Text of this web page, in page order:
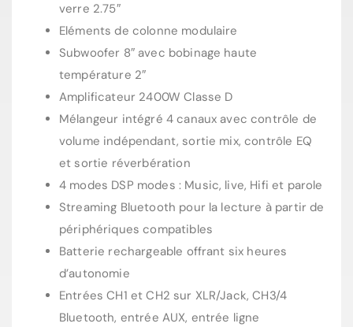
verre 2.75″
Eléments de colonne modulaire
Subwoofer 8″ avec bobinage haute
température 2″
Amplificateur 2400W Classe D
Mélangeur intégré 4 canaux avec contrôle de
volume indépendant, sortie mix, contrôle EQ
et sortie réverbération
4 modes DSP modes : Music, live, Hifi et parole
Streaming Bluetooth pour la lecture à partir de
périphériques compatibles
Batterie rechargeable offrant six heures
d’autonomie
Entrées CH1 et CH2 sur XLR/Jack, CH3/4
Bluetooth, entrée AUX, entrée ligne